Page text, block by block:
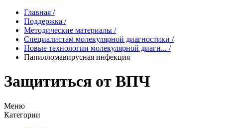
Главная /
Поддержка /
Методические материалы /
Специалистам молекулярной диагностики /
Новые технологии молекулярной диагн... /
Папилломавирусная инфекция
Защититься от ВПЧ
Меню
Категории